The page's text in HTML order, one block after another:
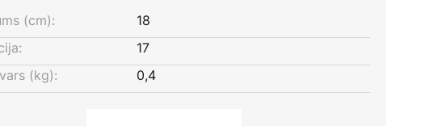
(cm):
18
17
(kg):
0,4